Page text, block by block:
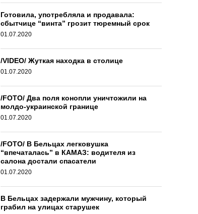
Готовила, употребляла и продавала:
сбытчице “винта” грозит тюремный срок
01.07.2020
/VIDEO/ Жуткая находка в столице
01.07.2020
/FOTO/ Два поля конопли уничтожили на
молдо-украинской границе
01.07.2020
/FOTO/ В Бельцах легковушка
“впечаталась” в КАМАЗ: водителя из
салона достали спасатели
01.07.2020
В Бельцах задержали мужчину, который
грабил на улицах старушек